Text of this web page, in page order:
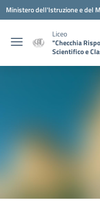
Vai ai contenuti
Vai al menu di navigazione
Vai al footer
Ministero dell'Istruzione e del
Liceo
"Checchia
Scientifico e